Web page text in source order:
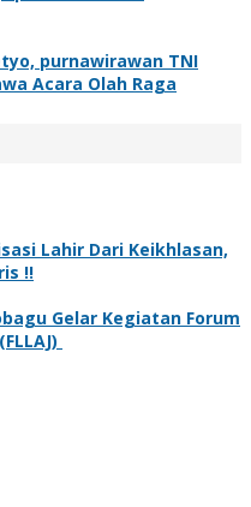
purnawirawan TNI
Acara Olah Raga
Lahir Dari Keikhlasan,
!!
Gelar Kegiatan Forum